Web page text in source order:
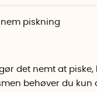
piskning
det nemt at
behøver du kun